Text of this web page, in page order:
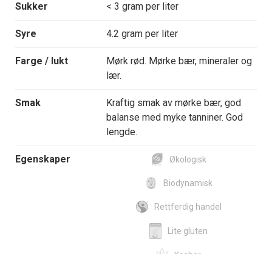
Sukker < 3 gram per liter
Syre 4.2 gram per liter
Farge / lukt
Mørk rød. Mørke bær, mineraler og
lær.
Smak
Kraftig smak av mørke bær, god
balanse med myke tanniner. God
lengde.
Egenskaper Økologisk
Biodynamisk
Rettferdig handel
Lite gluten